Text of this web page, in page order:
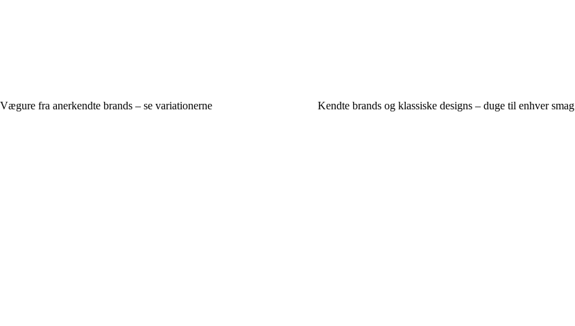
Vægure fra anerkendte brands – se variationerne Kendte brands og klassiske designs – duge til enhver smag